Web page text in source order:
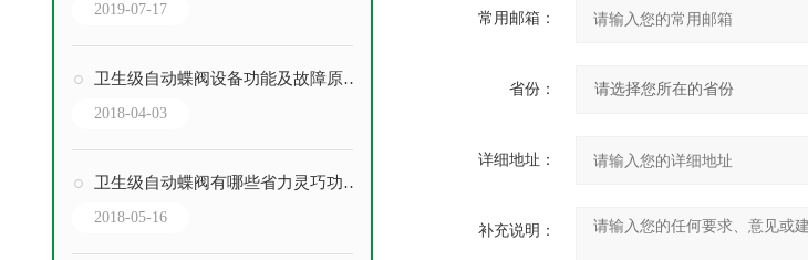
2019-07-17
卫生级自动蝶阀设备功能及故障原因分析
2018-04-03
卫生级自动蝶阀有哪些省力灵巧功能？
2018-05-16
常用邮箱：
省份：
详细地址：
补充说明：